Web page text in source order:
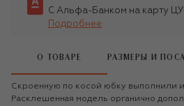
С Альфа-Банком на карту
Подробнее
О ТОВАРЕ РАЗМЕРЫ И
Скроенную по косой юбку выполнили
Расклешенная модель органично